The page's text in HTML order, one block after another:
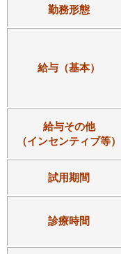
勤務形態
給与（基本）
給与その他
（インセンティブ等）
試用期間
診療時間